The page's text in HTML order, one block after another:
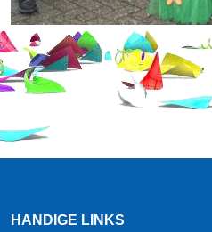
HANDIGE LINKS